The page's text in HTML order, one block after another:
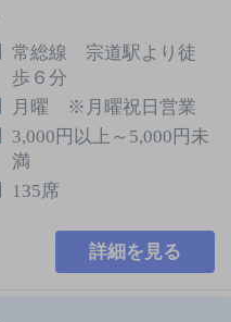
常総線 宗道駅より徒
歩６分
月曜 ※月曜祝日営業
3,000円以上～5,000円未
満
135席
詳細を見る